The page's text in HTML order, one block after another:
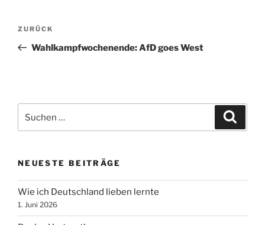
Beitragsnavigation
Vorheriger
Beitrag
ZURÜCK
Wahlkampfwochenende: AfD goes West
nach:
NEUESTE BEITRÄGE
Wie ich Deutschland lieben lernte
1. Juni 2026